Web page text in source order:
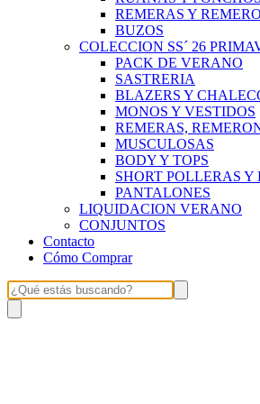
REMERAS Y
BUZOS
COLECCION SS´ 26
PACK DE VERANO
SASTRERIA
BLAZERS Y
MONOS Y VESTIDOS
REMERAS,
MUSCULOSAS
BODY Y TOPS
SHORT POLLERAS Y
PANTALONES
LIQUIDACION VERANO
CONJUNTOS
Contacto
Cómo Comprar